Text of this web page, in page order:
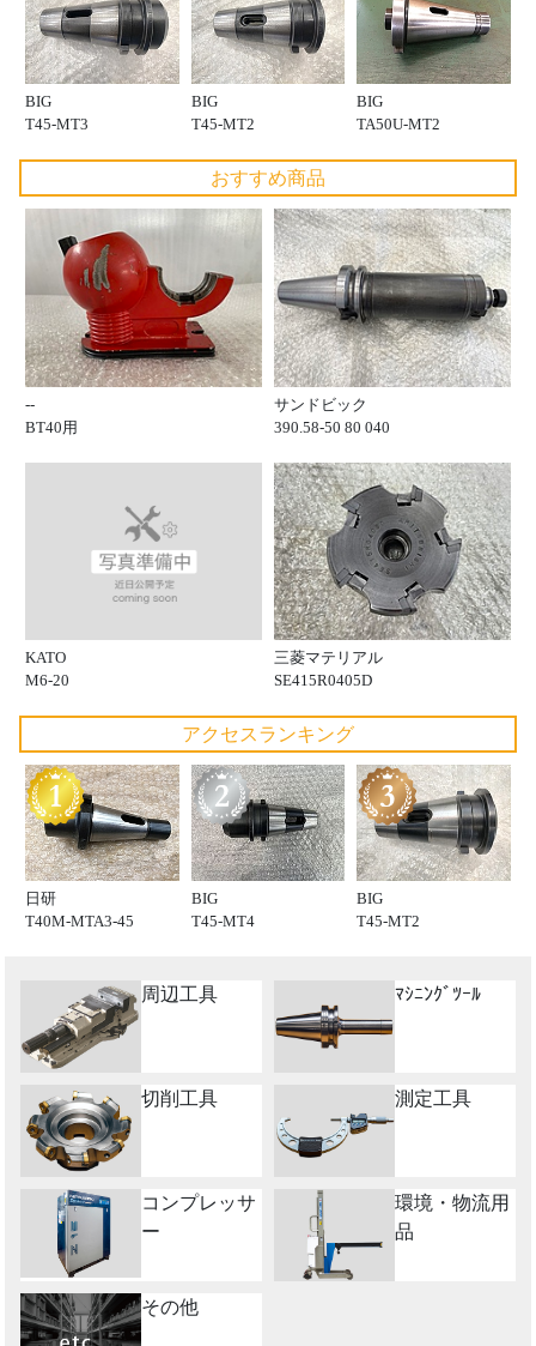
BIG
T45-MT3
BIG
T45-MT2
BIG
TA50U-MT2
おすすめ商品
--
BT40用
サンドビック
390.58-50 80 040
KATO
M6-20
三菱マテリアル
SE415R0405D
アクセスランキング
日研
T40M-MTA3-45
BIG
T45-MT4
BIG
T45-MT2
周辺工具 ﾏｼﾆﾝｸﾞﾂｰﾙ
切削工具 測定工具
コンプレッサ
ー
環境・物流用
品
その他